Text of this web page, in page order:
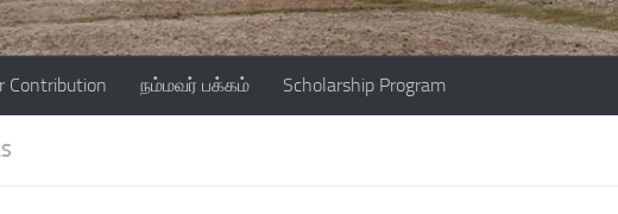
Contribution நம்மவர் பக்கம் Scholarship Program